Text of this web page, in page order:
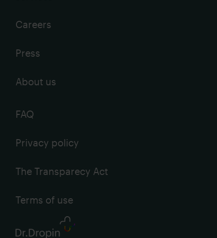
Careers
Press
About us
FAQ
Privacy policy
The Transparecy Act
Terms of use